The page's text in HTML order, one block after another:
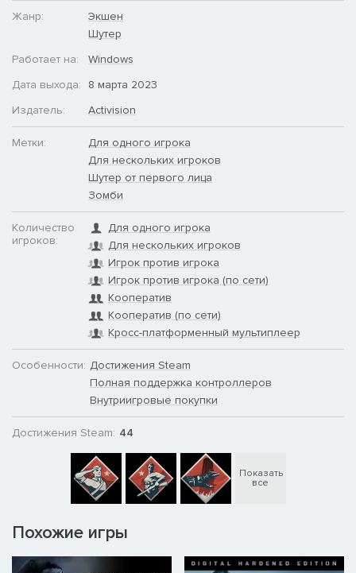
Жанр:
Экшен
Шутер
Работает на:
Windows
Дата выхода:
8 марта 2023
Издатель:
Activision
Метки:
Для одного игрока
Для нескольких игроков
Шутер от первого лица
Зомби
Количество
игроков:
Для одного игрока
Для нескольких игроков
Игрок против игрока
Игрок против игрока (по сети)
Кооператив
Кооператив (по сети)
Кросс-платформенный мультиплеер
Особенности: Достижения Steam
Полная поддержка контроллеров
Внутриигровые покупки
Достижения Steam: 44
Показать
все
Похожие игры